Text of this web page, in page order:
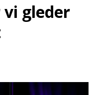
vi gleder